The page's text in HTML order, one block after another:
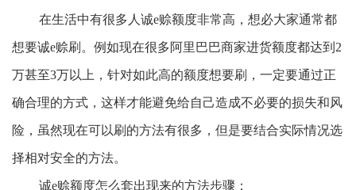
在生活中有很多人诚e赊额度非常高，想必大家通常都
想要诚e赊刷。例如现在很多阿里巴巴商家进货额度都达到2
万甚至3万以上，针对如此高的额度想要刷，一定要通过正
确合理的方式，这样才能避免给自己造成不必要的损失和风
险，虽然现在可以刷的方法有很多，但是要结合实际情况选
择相对安全的方法。
诚e赊额度怎么套出现来的方法步骤：